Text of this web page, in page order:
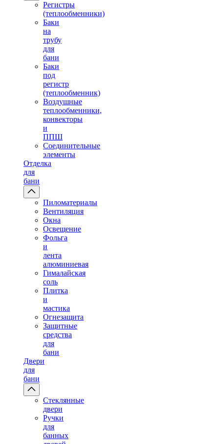
Регистры
(теплообменники)
Баки
на
трубу
для
бани
Баки
под
регистр
(теплообменник)
Воздушные
теплообменники,
конвекторы
и
ППШ
Соединительные
элементы
Отделка
для
бани
Пиломатериалы
Вентиляция
Окна
Освещение
Фольга
и
лента
алюминиевая
Гималайская
соль
Плитка
и
мастика
Огнезащита
Защитные
средства
для
бани
Двери
для
бани
Стеклянные
двери
Ручки
для
банных